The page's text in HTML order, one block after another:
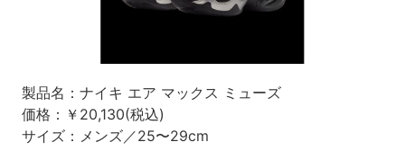
製品名：ナイキ エア マックス ミューズ
価格：￥20,130(税込)
サイズ：メンズ／25〜29cm